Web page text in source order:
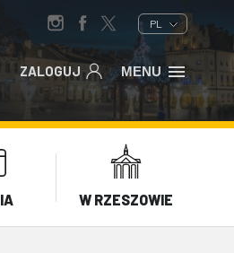
PL
ZALOGUJ MENU
W RZESZOWIE